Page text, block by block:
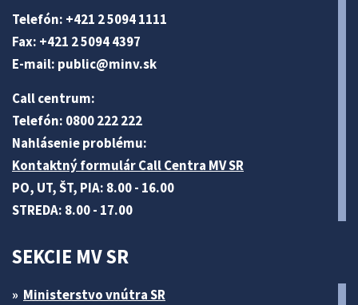
Telefón: +421 2 5094 1111
Fax: +421 2 5094 4397
E-mail: public@minv.sk
Call centrum:
Telefón: 0800 222 222
Nahlásenie problému:
Kontaktný formulár Call Centra MV SR
PO, UT, ŠT, PIA: 8.00 - 16.00
STREDA: 8.00 - 17.00
SEKCIE MV SR
Ministerstvo vnútra SR